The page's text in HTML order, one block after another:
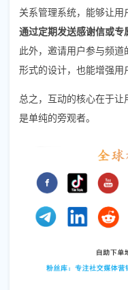
关系管理系统，能够让用
通过定期发送感谢信或专
此外，邀请用户参与频
形式的设计，也能增强用
总之，互动的核心在于
是单纯的旁观者。